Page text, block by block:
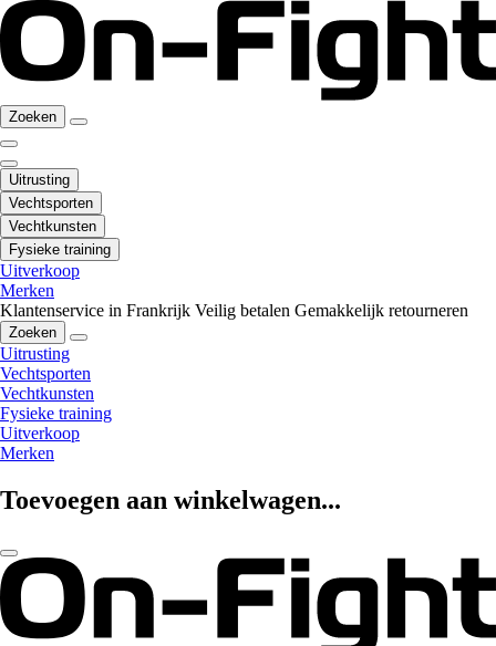
Zoeken
Uitrusting
Vechtsporten
Vechtkunsten
Fysieke training
Uitverkoop
Merken
Klantenservice in Frankrijk Veilig betalen Gemakkelijk retourneren
Zoeken
Uitrusting
Vechtsporten
Vechtkunsten
Fysieke training
Uitverkoop
Merken
Toevoegen aan winkelwagen...